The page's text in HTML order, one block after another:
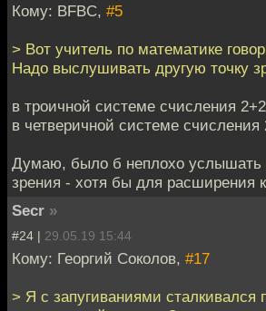
Кому: BFBC, #5
> Вот учитель по математике
Надо выслушивать другую точку
в троичной системе счисления
в четверичной системе счисления
Думаю, было б неплохо услышать
зрения - хотя бы для расширения
Secr »
#24 | 29.05.19 15:44
Кому: Георгий Соколов, #17
> Я с запугиваниями сталкивался